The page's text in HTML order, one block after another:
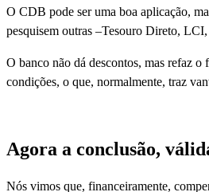
O CDB pode ser uma boa aplicação,
pesquisem outras –Tesouro Direto,
O banco não dá descontos, mas refaz o
condições, o que, normalmente, traz
Agora a conclusão,
Nós vimos que, financeiramente,